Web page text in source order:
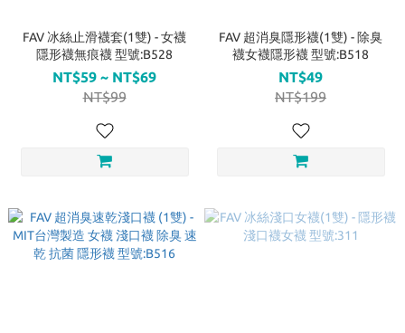
FAV 冰絲止滑襪套(1雙) - 女襪
隱形襪無痕襪 型號:B528
NT$59 ~ NT$69
NT$99
FAV 超消臭隱形襪(1雙) - 除臭
襪女襪隱形襪 型號:B518
NT$49
NT$199